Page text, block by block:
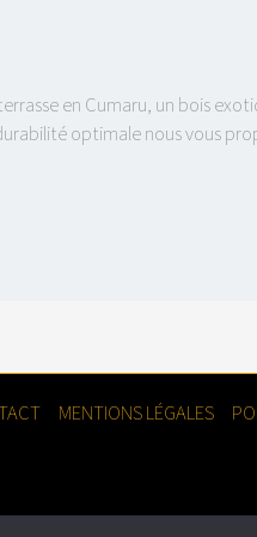
en Cumaru, un bois
optimale nous vous
MENTIONS LÉGALES